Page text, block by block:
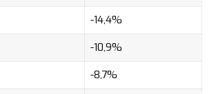
-14,4%
-10,9%
-8,7%